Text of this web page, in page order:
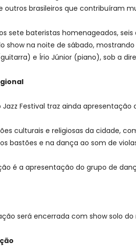
brasileiros que contribuíram
sete bateristas homenageados, seis
show na noite de sábado,
e Írio Júnior (piano), sob a
Jazz Festival traz ainda apresentação
culturais e religiosas da cidade,
bastões e na dança ao som de
é a apresentação do grupo de
será encerrada com show solo